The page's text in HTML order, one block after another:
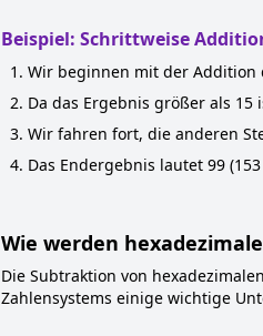
Beispiel: Schrittweise
Wir beginnen mit der Addition
Da das Ergebnis größer als
Wir fahren fort, die anderen
Das Endergebnis lautet 99
Wie werden
Die Subtraktion von
Zahlensystems einige wichtige